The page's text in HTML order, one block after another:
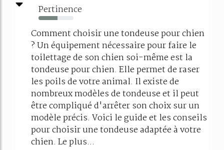
Pertinence
54%
Comment choisir une tondeuse pour chien
? Un équipement nécessaire pour faire le
toilettage de son chien soi-même est la
tondeuse pour chien. Elle permet de raser
les poils de votre animal. Il existe de
nombreux modèles de tondeuse et il peut
être compliqué d'arrêter son choix sur un
modèle précis. Voici le guide et les conseils
pour choisir une tondeuse adaptée à votre
chien. Le plus...